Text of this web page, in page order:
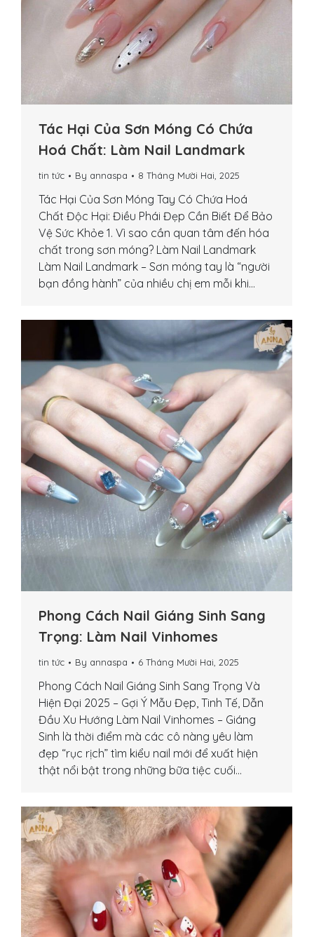
Tác Hại Của Sơn Móng Có Chứa
Hoá Chất: Làm Nail Landmark
tin tức By annaspa 8 Tháng Mười Hai, 2025
Tác Hại Của Sơn Móng Tay Có Chứa Hoá
Chất Độc Hại: Điều Phái Đẹp Cần Biết Để Bảo
Vệ Sức Khỏe 1. Vì sao cần quan tâm đến hóa
chất trong sơn móng? Làm Nail Landmark
Làm Nail Landmark – Sơn móng tay là “người
bạn đồng hành” của nhiều chị em mỗi khi…
Phong Cách Nail Giáng Sinh Sang
Trọng: Làm Nail Vinhomes
tin tức By annaspa 6 Tháng Mười Hai, 2025
Phong Cách Nail Giáng Sinh Sang Trọng Và
Hiện Đại 2025 – Gợi Ý Mẫu Đẹp, Tinh Tế, Dẫn
Đầu Xu Hướng Làm Nail Vinhomes – Giáng
Sinh là thời điểm mà các cô nàng yêu làm
đẹp “rục rịch” tìm kiểu nail mới để xuất hiện
thật nổi bật trong những bữa tiệc cuối…